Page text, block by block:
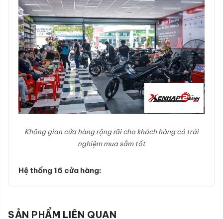
Không gian cửa hàng rộng rãi cho khách hàng có trải
nghiệm mua sắm tốt
Hệ thống 16 cửa hàng:
SẢN PHẨM LIÊN QUAN